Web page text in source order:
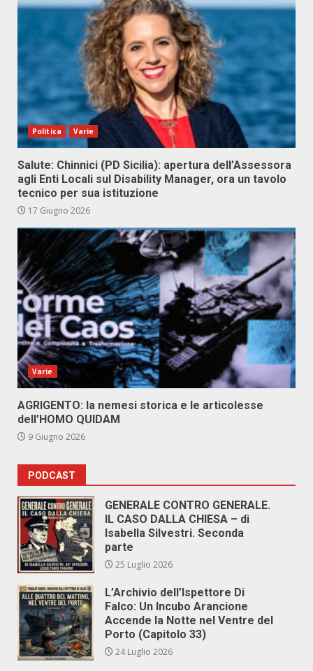
Politica Varie
Salute: Chinnici (PD Sicilia): apertura dell’Assessora
agli Enti Locali sul Disability Manager, ora un tavolo
tecnico per sua istituzione
17 Giugno 2026
Varie
AGRIGENTO: la nemesi storica e le articolesse
dell’HOMO QUIDAM
9 Giugno 2026
PODCAST
GENERALE CONTRO GENERALE.
IL CASO DALLA CHIESA – di
Isabella Silvestri. Seconda
parte
25 Luglio 2026
L’Archivio dell’Ispettore Di
Falco: Un Incubo Arancione
Accende la Notte nel Ventre del
Porto (Capitolo 33)
24 Luglio 2026